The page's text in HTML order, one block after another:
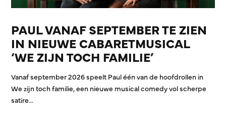
PAUL VANAF SEPTEMBER TE ZIEN
IN NIEUWE CABARETMUSICAL
‘WE ZIJN TOCH FAMILIE’
Vanaf september 2026 speelt Paul één van de hoofdrollen in
We zijn toch familie, een nieuwe musical comedy vol scherpe
satire…